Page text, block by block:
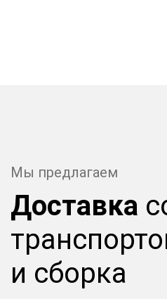
Мы предлагаем
Доставка
и сборка